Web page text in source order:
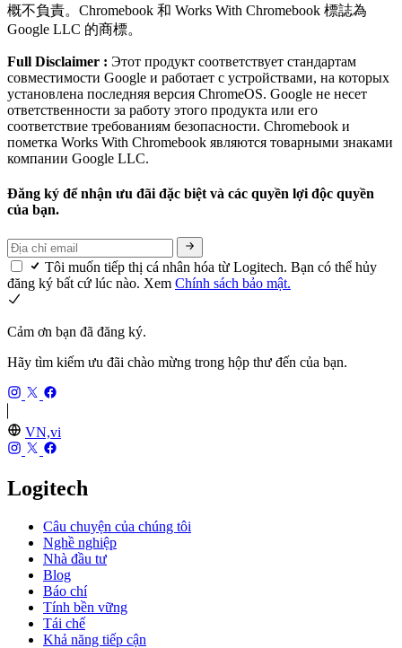
概不負責。Chromebook 和 Works With Chromebook 標誌為
Google LLC 的商標。
Full Disclaimer : Этот продукт соответствует стандартам
совместимости Google и работает с устройствами, на которых
установлена последняя версия ChromeOS. Google не несет
ответственности за работу этого продукта или его
соответствие требованиям безопасности. Chromebook и
пометка Works With Chromebook являются товарными знаками
компании Google LLC.
Đăng ký để nhận ưu đãi đặc biệt và các quyền lợi độc quyền
của bạn.
Tôi muốn tiếp thị cá nhân hóa từ Logitech. Bạn có thể hủy
đăng ký bất cứ lúc nào. Xem Chính sách bảo mật.
Cảm ơn bạn đã đăng ký.
Hãy tìm kiếm ưu đãi chào mừng trong hộp thư đến của bạn.
VN,vi
Logitech
Câu chuyện của chúng tôi
Nghề nghiệp
Nhà đầu tư
Blog
Báo chí
Tính bền vững
Tái chế
Khả năng tiếp cận